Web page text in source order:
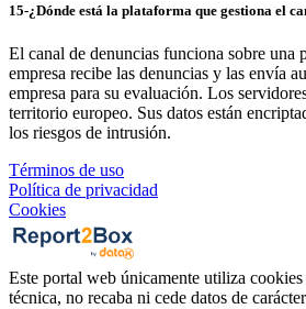
15-¿Dónde está la plataforma que gestiona el
El canal de denuncias funciona sobre una
empresa recibe las denuncias y las envía
empresa para su evaluación. Los
territorio europeo. Sus datos están
los riesgos de intrusión.
Términos de uso
Política de privacidad
Cookies
Este portal web únicamente utiliza
técnica, no recaba ni cede datos de